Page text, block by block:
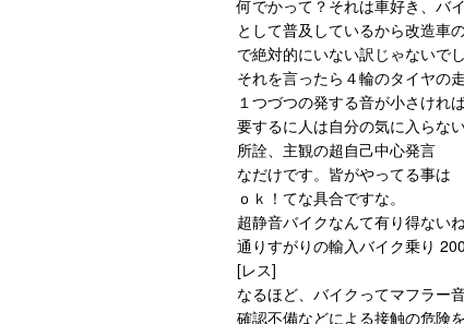
何でかって？それは車好き、バ
として普及しているから改造車
で絶対的にいない訳じゃないで
それを言ったら４輪のタイヤの
１つづつの発する音が小さけれ
要するに人は自分の気に入らな
所詮、主観の超自己中心発言
なだけです。皆がやってる事は
ｏｋ！てな具合ですな。
超静音バイクなんて有り得ない
通りすがりの輸入バイク乗り
[レス]
なるほど、バイクってマフラー
確認不備などによる接触の危険